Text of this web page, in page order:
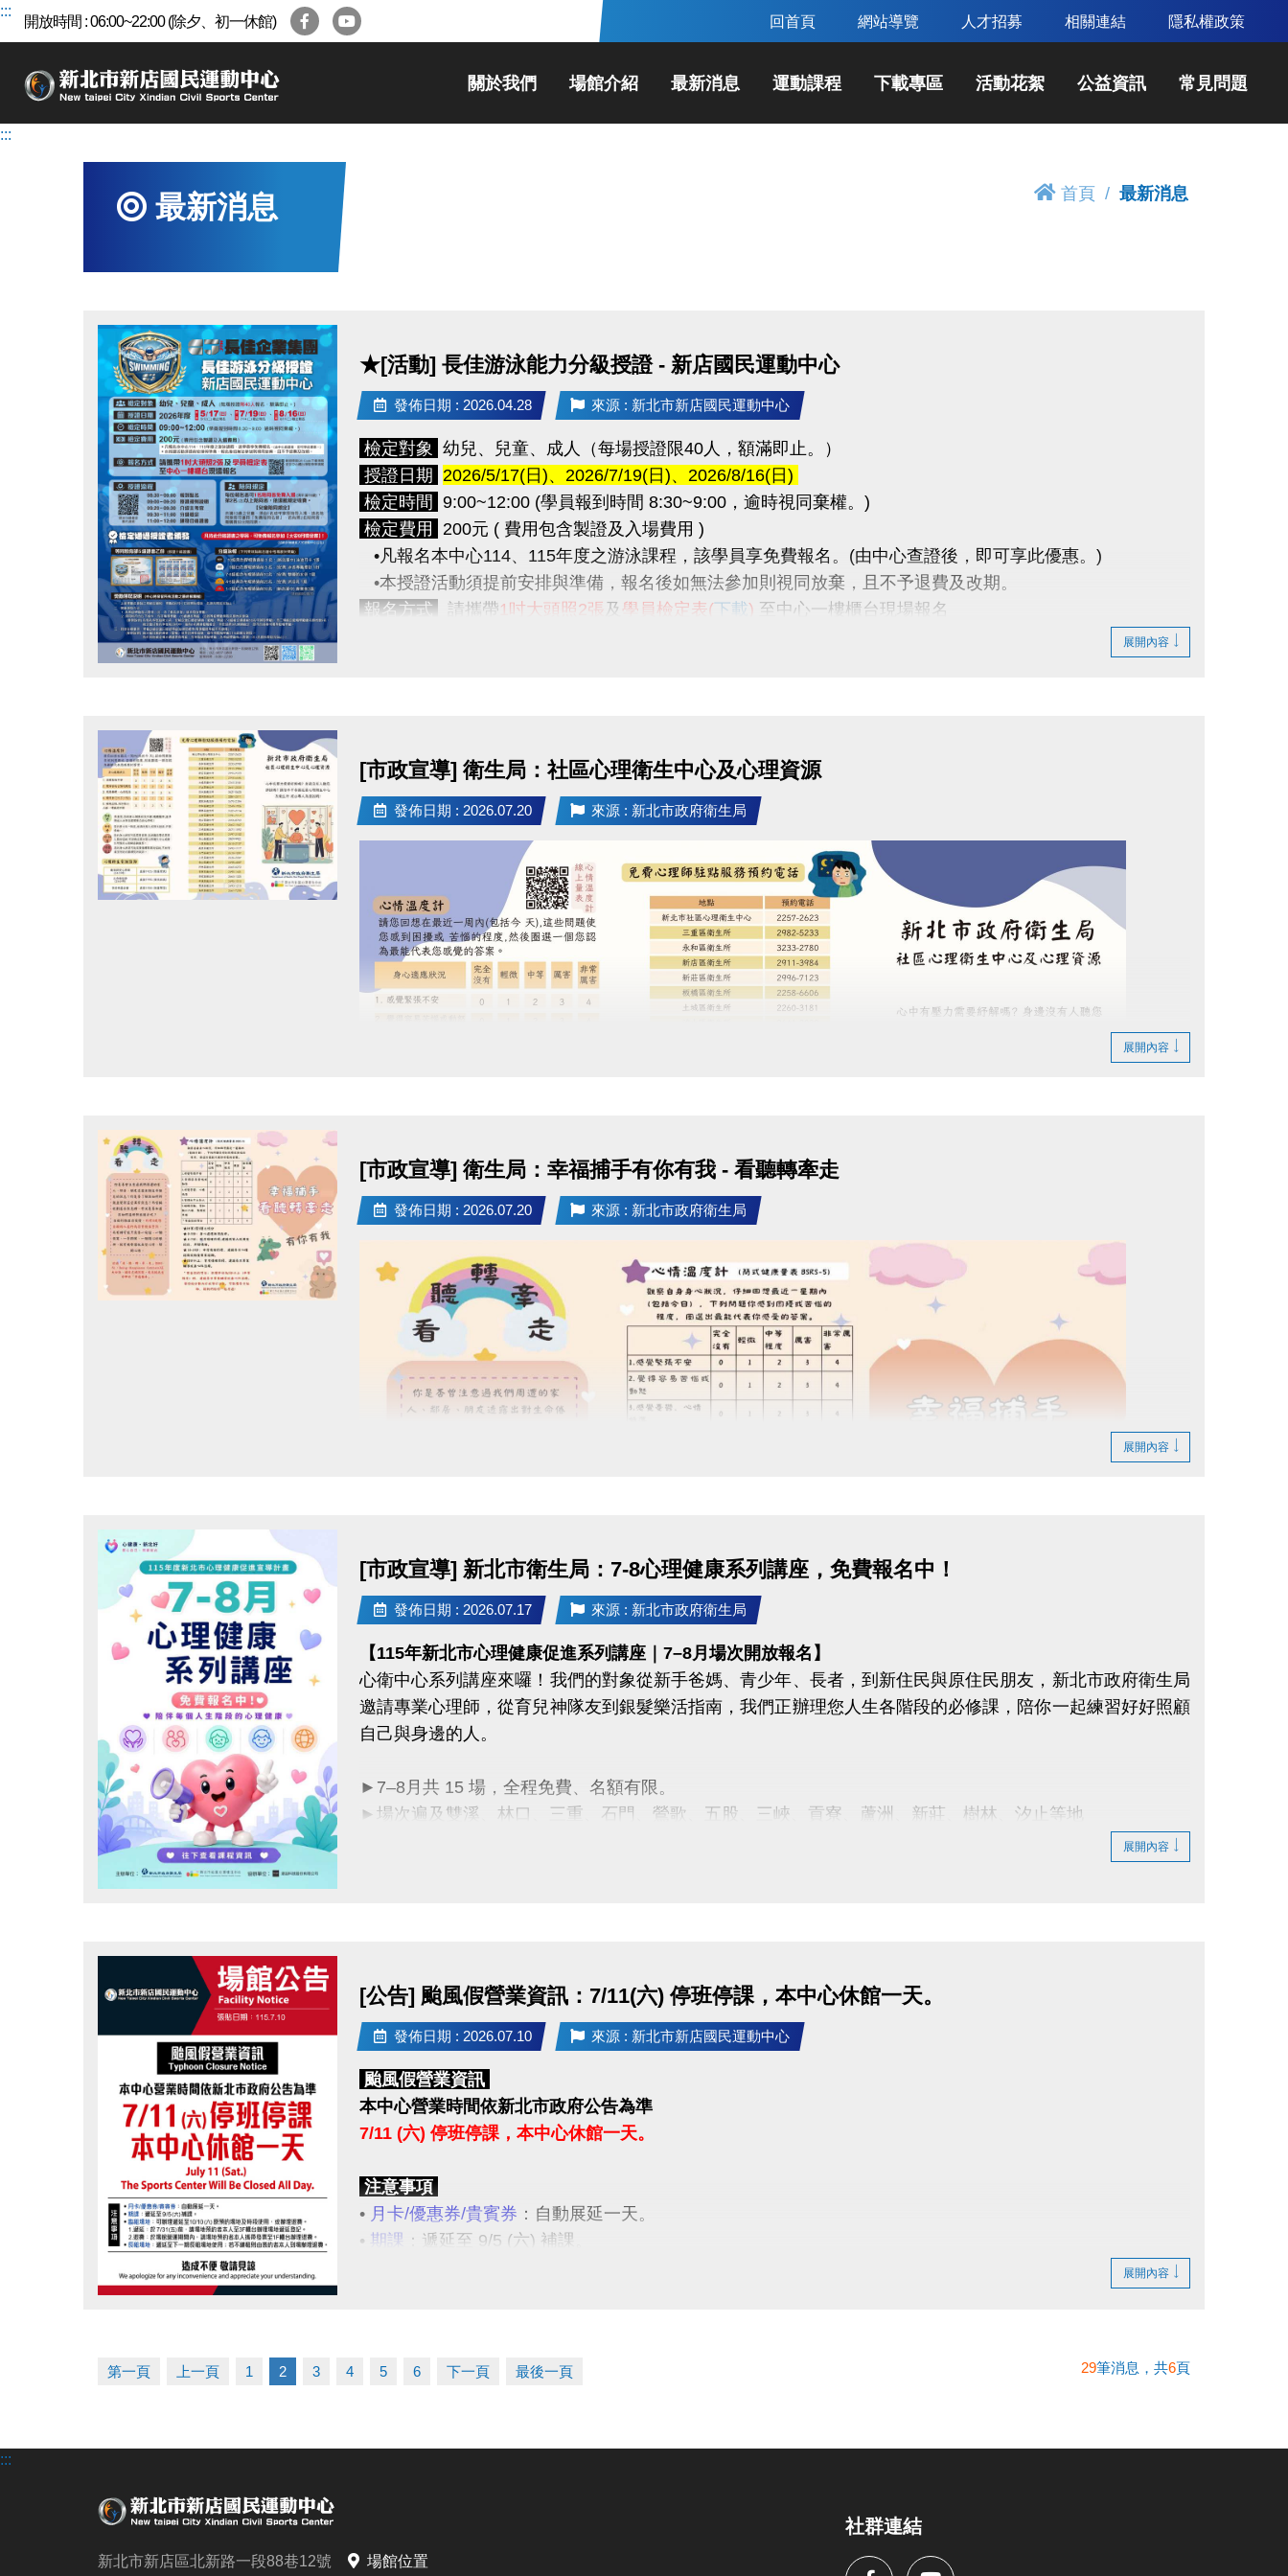
跳
區
:::
開放時間 : 06:00~22:00 (除夕、初一休館) 回首頁 網站導覽 人才招募 相關連結 隱私權政策
關於我們 場館介紹 最新消息 運動課程 下載專區 活動花絮 公益資訊 常見問題
:::
最新消息 首頁 最新消息
★[活動] 長佳游泳能力分級授證 - 新店國民運動中心
發佈日期 : 2026.04.28 來源 : 新北市新店國民運動中心
檢定對象
幼兒、兒童、成人（每場授證限40人，額滿即止。）
​授證日期 2026/5/17(日)、2026/7/19(日)、2026/8/16(日)
檢定時間 9:00~12:00 (學員報到時間 8:30~9:00，逾時視同棄權。)
檢定費用
200元 ( 費用包含製證及入場費用 )
•凡報名本中心114、115年度之游泳課程，該學員享免費報名。(由中心查證後，即可享此優惠。)
•本授證活動須提前安排與準備，報名後如無法參加則視同放棄，且不予退費及改期。
報名方式請攜帶1吋大頭照2張及 學員檢定表(下載) 至中心一樓櫃台現場報名
09:30 ~ 11:00 分級檢定
11:00 ~ 12:00 頒發合格證書
游泳分級檢定內容傳送門 https://reurl.cc/Wbxkry
每位報名者可1名陪同者免費入場 (須年滿18歲)，第2名 (含)以上陪同者，依場館規定收費。
【兒童陪同規定】
未滿13歲之兒童，須由1名成年家長陪同入場，該名陪同家長可適用「免費陪同名額」，若有第2名陪同者，
需購買50元陪同票。
7-8級藍色布帽通過前10名：[安湧] 雙層防水袋 1個
4-6級黃色布帽通過前20名：[安湧] 沐浴乳 1瓶
1-3級紅色布帽通過前30名：[新店運中] 貴賓券3張 (使用期限2個月)
獎勵領取說明(中心將保留所有活動之最終解釋權)
一、上述獎勵名額為三場檢定總和，獎勵自5月17日起開始發放，名額有限送完為止。
二、獎勵領取方式：
1. 各等級獎勵每人限領一次，依「報名序號」排序發放獎勵。
2. 須同時符合以下條件，方可獲得獎勵：(1)通過該等級 (2)該等級獎勵領取名額尚未額滿
[舉例說明] 若報名序號為第30名，於檢定當日最終通過「藍帽」等級 (7-8級檢定通過前10名可領取獎勵)，
而三場檢定藍帽獎勵總名額尚餘9名，檢定當日報名序號前29名中，僅有8名通過藍帽檢定，則您為第9名通過
完為止)。
展開內容
[市政宣導] 衛生局：社區心理衛生中心及心理資源
發佈日期 : 2026.07.20 來源 : 新北市政府衛生局
展開內容
[市政宣導] 衛生局：幸福捕手有你有我 - 看聽轉牽走
發佈日期 : 2026.07.20 來源 : 新北市政府衛生局
展開內容
[市政宣導] 新北市衛生局：7-8心理健康系列講座，免費報名中！
發佈日期 : 2026.07.17 來源 : 新北市政府衛生局
【115年新北市心理健康促進系列講座｜7–8月場次開放報名】
心衛中心系列講座來囉！我們的對象從新手爸媽、青少年、長者，到新住民與原住民朋友，新北市政府衛生局
邀請專業心理師，從育兒神隊友到銀髮樂活指南，我們正辦理您人生各階段的必修課，陪你一起練習好好照顧
自己與身邊的人。
►7–8月共 15 場，全程免費、名額有限。
►場次遍及雙溪、林口、三重、石門、鶯歌、五股、三峽、貢寮、蘆洲、新莊、樹林、汐止等地
展開內容
[公告] 颱風假營業資訊：7/11(六) 停班停課，本中心休館一天。
發佈日期 : 2026.07.10 來源 : 新北市新店國民運動中心
颱風假營業資訊
本中心營業時間依新北市政府公告為準
7/11 (六) 停班停課，本中心休館一天。
注意事項
• 月卡/優惠券/貴賓券 ：自動展延一天。
• 期課 ：遞延至 9/5 (六) 補課。
展開內容
第一頁 上一頁 1 2 3 4 5 6 下一頁 最後一頁 29筆消息，共6頁
:::
新北市新店區北新路一段88巷12號 場館位置
社群連結